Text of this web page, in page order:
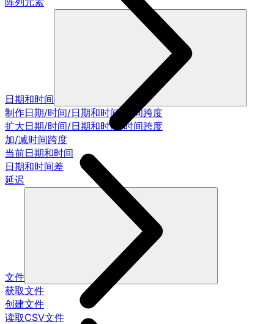
日期和时间
制作日期/时间/日期和时间/时间跨度
扩大日期/时间/日期和时间/时间跨度
加/减时间跨度
当前日期和时间
日期和时间差
延迟
文件
获取文件
创建文件
读取CSV文件